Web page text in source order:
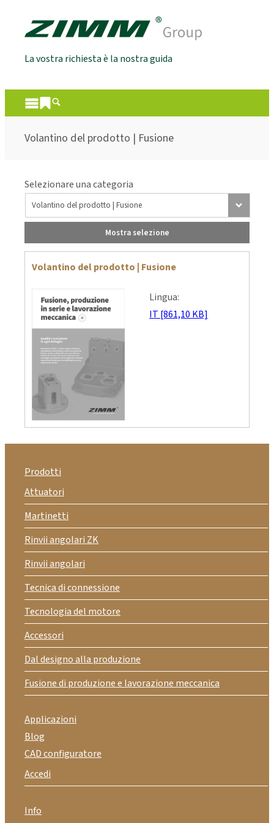
La vostra richiesta è la nostra guida
Volantino del prodotto | Fusione
Selezionare una categoria
Mostra selezione
Volantino del prodotto | Fusione
Lingua:
IT [861,10 KB]
Prodotti
Attuatori
Martinetti
Rinvii angolari ZK
Rinvii angolari
Tecnica di connessione
Tecnologia del motore
Accessori
Dal designo alla produzione
Fusione di produzione e lavorazione meccanica
Applicazioni
Blog
CAD configuratore
Accedi
Info